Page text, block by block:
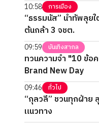
10:58 การเมือง
“ธรรมนัส” นำทัพลุย
ต้นกล้า 3 จชต.
09:59 บันเทิงสากล
ทวนความจำ "10 ข้อ
Brand New Day
09:46 ทั่วไป
“กุลวลี” ชวนทุกฝ่าย
แนวทาง